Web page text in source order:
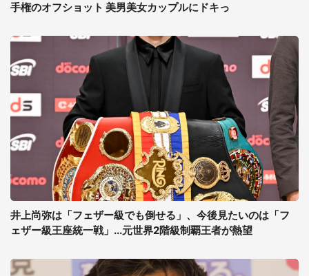
手権のオフショット 美男美女カップルにドキっ
井上尚弥は「フェザー級でも倒せる」、今後見たいのは「フ
ェザー級王座統一戦」...元世界2階級制覇王者が熱望